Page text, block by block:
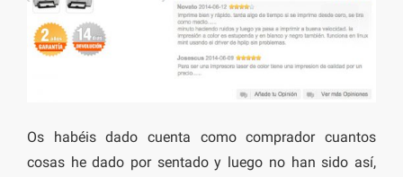
Os habéis dado cuenta como comprador cuantos
cosas he dado por sentado y luego no han sido así,